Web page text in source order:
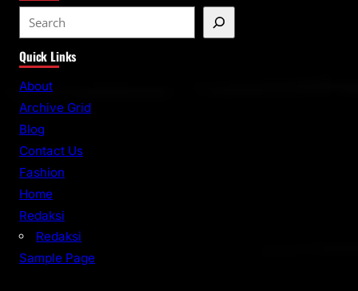
e
a
r
Quick Links
About
Archive Grid
Blog
Contact Us
Fashion
Home
Redaksi
Redaksi
Sample Page